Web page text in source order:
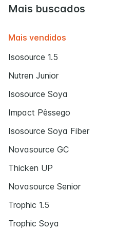
Mais buscados
Mais vendidos
Isosource 1.5
Nutren Junior
Isosource Soya
Impact Pêssego
Isosource Soya Fiber
Novasource GC
Thicken UP
Novasource Senior
Trophic 1.5
Trophic Soya